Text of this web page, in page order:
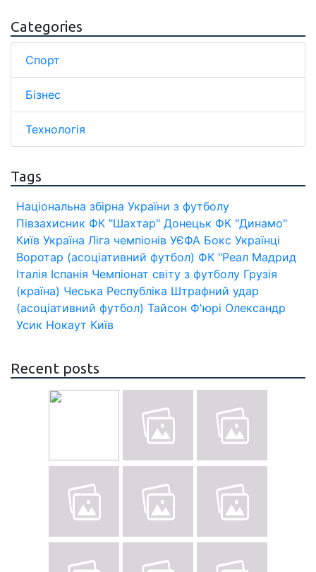
Categories
Спорт
Бізнес
Технологія
Tags
Національна збірна України з футболу
Півзахисник ФК "Шахтар" Донецьк ФК "Динамо"
Київ Україна Ліга чемпіонів УЄФА Бокс Українці
Воротар (асоціативний футбол) ФК "Реал Мадрид
Італія Іспанія Чемпіонат світу з футболу Грузія
(країна) Чеська Республіка Штрафний удар
(асоціативний футбол) Тайсон Ф'юрі Олександр
Усик Нокаут Київ
Recent posts